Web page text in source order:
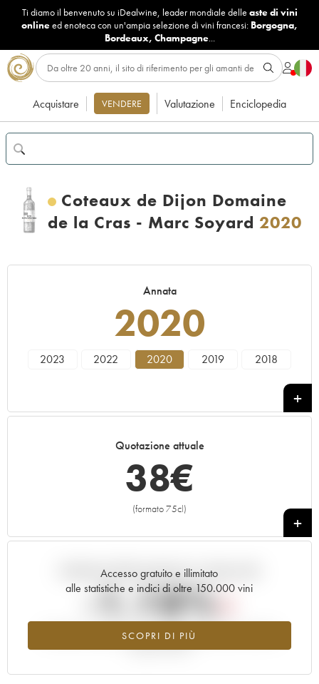
Ti diamo il benvenuto su iDealwine, leader mondiale delle aste di vini
onlineed enoteca con un'ampia selezione di vini francesi: Borgogna,
Bordeaux, Champagne...
Acquistare VENDERE Valutazione Enciclopedia
Coteaux de Dijon Domaine
de la Cras - Marc Soyard 2020
Annata
2020
2023 2022 2020 2019 2018
Quotazione attuale
38€
(formato 75cl)
+
Accesso gratuito e illimitato
alle statistiche e indici di oltre 150.000 vini
SCOPRI DI PIÙ
Andamento della quotazione in tempo reale
-1.18%
Tendenza al ribasso per il valore dell'annata 2020 nel 2026